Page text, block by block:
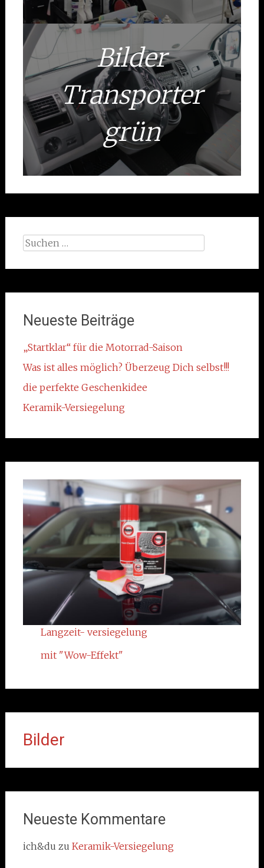
Bilder
Transporter
grün
Suchen
Neueste Beiträge
„Startklar“ für die Motorrad-Saison
Was ist alles möglich? Überzeug Dich selbst!!!
die perfekte Geschenkidee
Keramik-Versiegelung
Langzeit- versiegelung
mit "Wow-Effekt"
Bilder
Neueste Kommentare
ich&du zu Keramik-Versiegelung